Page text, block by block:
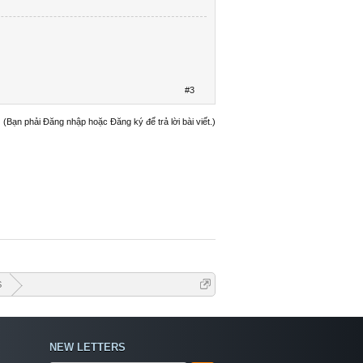
#3
(Bạn phải Đăng nhập hoặc Đăng ký để trả lời bài viết.)
NEW LETTERS